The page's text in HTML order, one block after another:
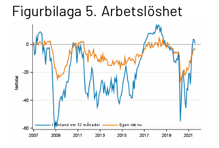
Figurbilaga 5. Arbetslöshet